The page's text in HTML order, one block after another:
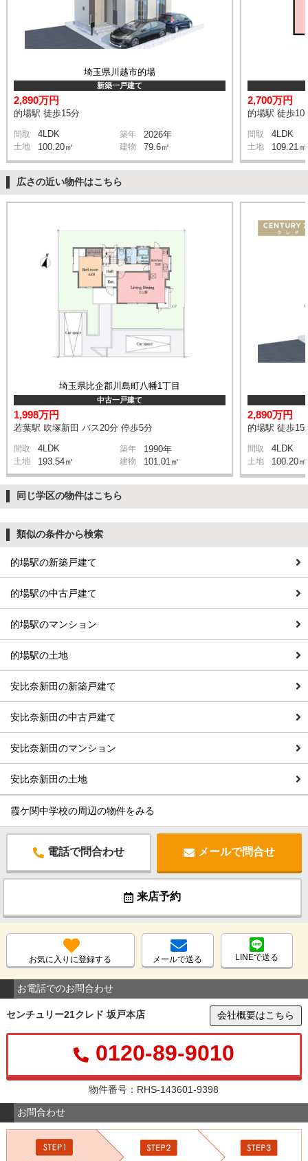
埼玉県川越市的場
新築一戸建て
2,890万円
的場駅 徒歩15分
間取 4LDK 築年 2026年
土地 100.20㎡ 建物 79.6㎡
2,700万円
的場駅 徒歩10
間取 4LDK
土地 109.21㎡
広さの近い物件はこちら
埼玉県比企郡川島町八幡1丁目
中古一戸建て
1,998万円
若葉駅 吹塚新田 バス20分 停歩5分
間取 4LDK 築年 1990年
土地 193.54㎡ 建物 101.01㎡
2,890万円
的場駅 徒歩15
間取 4LDK
土地 100.20㎡
同じ学区の物件はこちら
類似の条件から検索
的場駅の新築戸建て
的場駅の中古戸建て
的場駅のマンション
的場駅の土地
安比奈新田の新築戸建て
安比奈新田の中古戸建て
安比奈新田のマンション
安比奈新田の土地
霞ケ関中学校の周辺の物件をみる
電話で問合わせ メールで問合せ
来店予約
お気に入りに登録する メールで送る LINEで送る
お電話でのお問合わせ
センチュリー21クレド 坂戸本店 会社概要はこちら
0120-89-9010
物件番号：RHS-143601-9398
お問合わせ